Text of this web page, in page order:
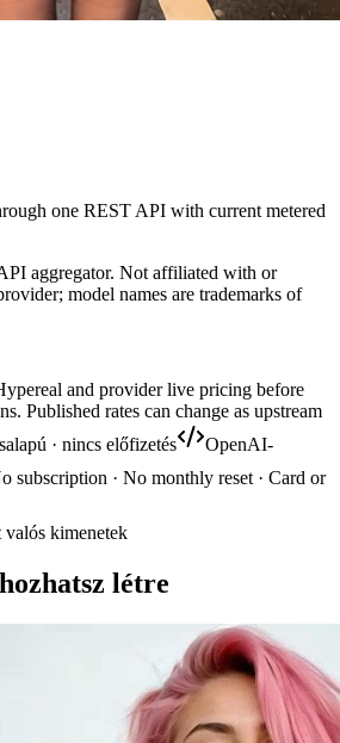
one REST API with current metered
aggregator. Not affiliated with or
model names are trademarks of
and provider live pricing before
Published rates can change as upstream
· nincs előfizetés
OpenAI-
subscription · No monthly reset · Card or
kimenetek
létre